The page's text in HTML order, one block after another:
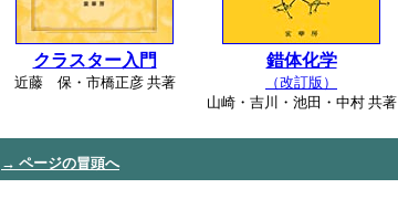
クラスター入門
近藤 保・市橋正彦 共著
錯体化学
（改訂版）
山崎・吉川・池田・中村 共著
→ ページの冒頭へ